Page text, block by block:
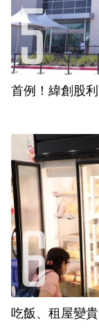
首例！緯創股
吃飯、租屋變